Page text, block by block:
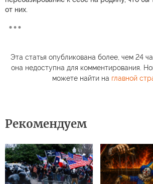
от них.
Эта статья опубликована более, чем 24
она недоступна для комментирования.
можете найти на главной
Рекомендуем